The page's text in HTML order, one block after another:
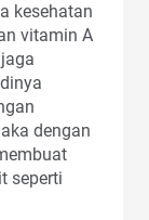
kesehatan
vitamin A
dengan
seperti